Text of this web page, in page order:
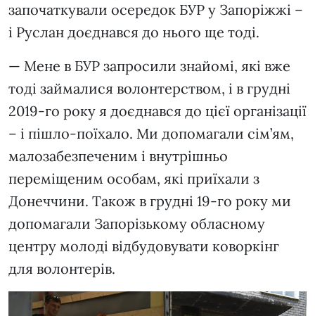
започаткували осередок БУР у Запоріжжі –
і Руслан доєднався до нього ще тоді.
— Мене в БУР запросили знайомі, які вже
тоді займалися волонтерством, і в грудні
2019-го року я доєднався до цієї організації
– і пішло-поїхало. Ми допомагали сім’ям,
малозабезпеченим і внутрішньо
переміщеним особам, які приїхали з
Донеччини. Також в грудні 19-го року ми
допомагали Запорізькому обласному
центру молоді відбудовувати коворкінг
для волонтерів.